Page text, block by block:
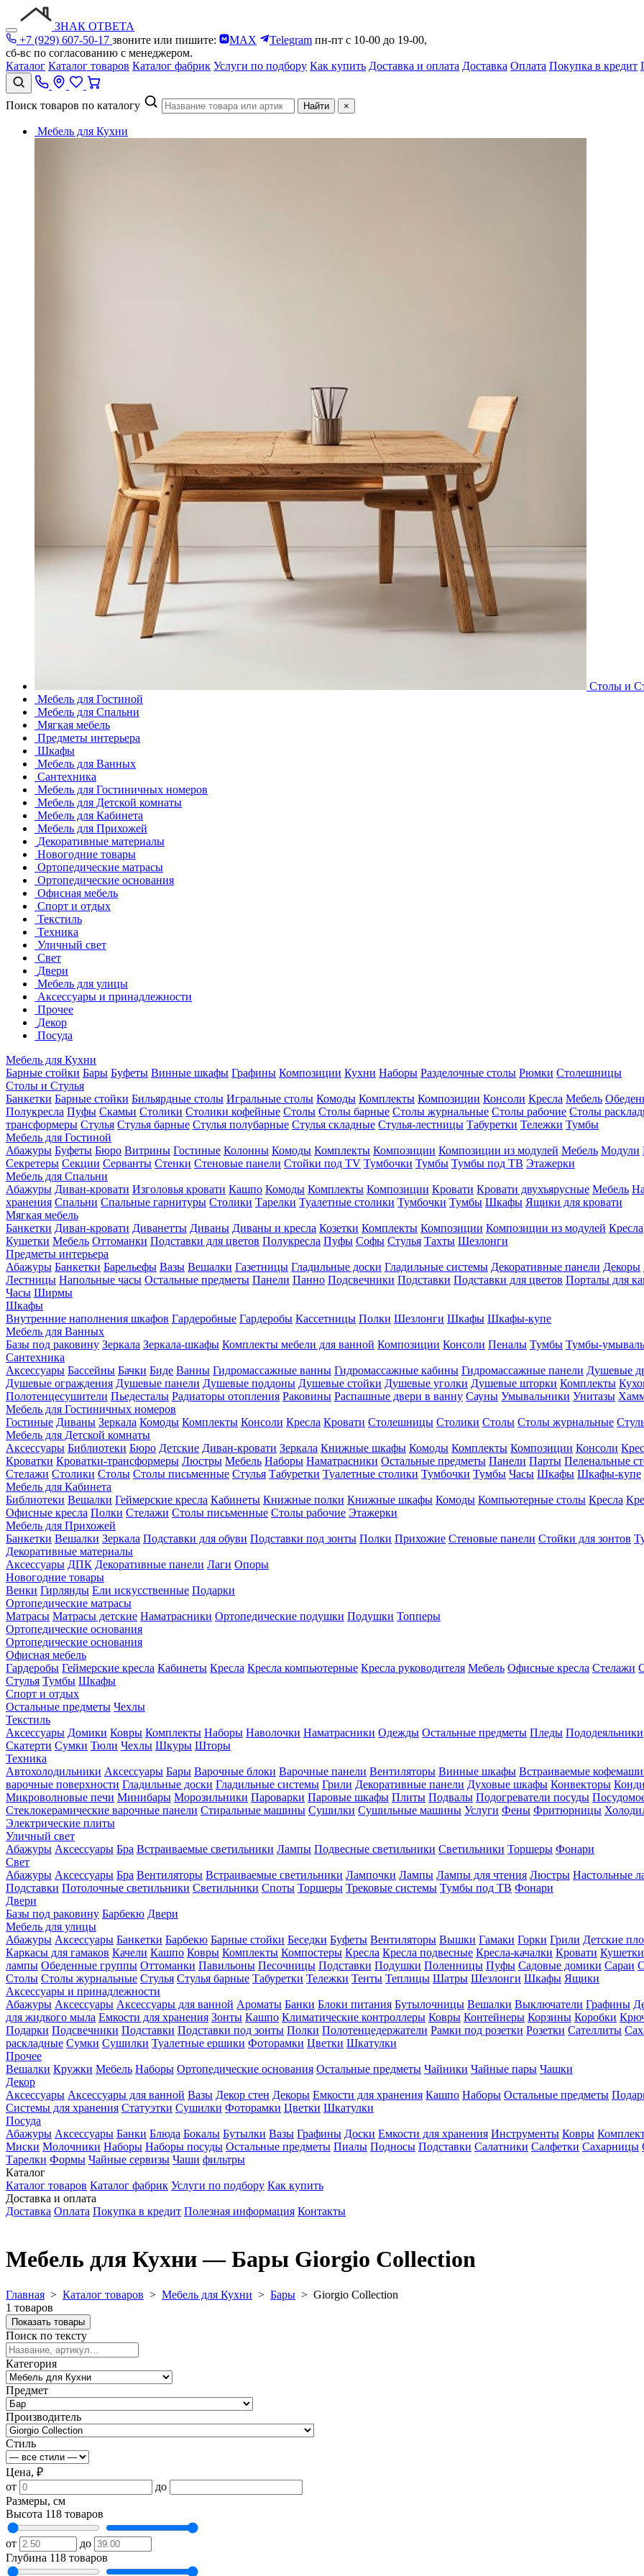
ЗНАК ОТВЕТА
+7 (929) 607-50-17 звоните или пишите: MAX Telegram пн-пт с 10-00 до 19-00,
сб-вс по согласованию с менеджером.
Каталог Каталог товаров Каталог фабрик Услуги по подбору Как купить Доставка и оплата Доставка Оплата Покупка в кредит
Поиск товаров по каталогу Найти ×
Мебель для Кухни
Столы и
Мебель для Гостиной
Мебель для Спальни
Мягкая мебель
Предметы интерьера
Шкафы
Мебель для Ванных
Сантехника
Мебель для Гостиничных номеров
Мебель для Детской комнаты
Мебель для Кабинета
Мебель для Прихожей
Декоративные материалы
Новогодние товары
Ортопедические матрасы
Ортопедические основания
Офисная мебель
Спорт и отдых
Текстиль
Техника
Уличный свет
Свет
Двери
Мебель для улицы
Аксессуары и принадлежности
Прочее
Декор
Посуда
Мебель для Кухни
Барные стойки Бары Буфеты Винные шкафы Графины Композиции Кухни Наборы Разделочные столы Рюмки Столешницы
Столы и Стулья
Банкетки Барные стойки Бильярдные столы Игральные столы Комоды Комплекты Композиции Консоли Кресла Мебель
Полукресла Пуфы Скамьи Столики Столики кофейные Столы Столы барные Столы журнальные Столы рабочие Столы
трансформеры Стулья Стулья барные Стулья полубарные Стулья складные Стулья-лестницы Табуретки Тележки Тумбы
Мебель для Гостиной
Абажуры Буфеты Бюро Витрины Гостиные Колонны Комоды Комплекты Композиции Композиции из модулей Мебель Модули
Секретеры Секции Серванты Стенки Стеновые панели Стойки под TV Тумбочки Тумбы Тумбы под ТВ Этажерки
Мебель для Спальни
Абажуры Диван-кровати Изголовья кровати Кашпо Комоды Комплекты Композиции Кровати Кровати двухъярусные Мебель
хранения Спальни Спальные гарнитуры Столики Тарелки Туалетные столики Тумбочки Тумбы Шкафы Ящики для кровати
Мягкая мебель
Банкетки Диван-кровати Диванетты Диваны Диваны и кресла Козетки Комплекты Композиции Композиции из модулей Кресла
Кушетки Мебель Оттоманки Подставки для цветов Полукресла Пуфы Софы Стулья Тахты Шезлонги
Предметы интерьера
Абажуры Банкетки Барельефы Вазы Вешалки Газетницы Гладильные доски Гладильные системы Декоративные панели Декоры
Лестницы Напольные часы Остальные предметы Панели Панно Подсвечники Подставки Подставки для цветов Порталы для
Часы Ширмы
Шкафы
Внутренние наполнения шкафов Гардеробные Гардеробы Кассетницы Полки Шезлонги Шкафы Шкафы-купе
Мебель для Ванных
Базы под раковину Зеркала Зеркала-шкафы Комплекты мебели для ванной Композиции Консоли Пеналы Тумбы Тумбы-
Сантехника
Аксессуары Бассейны Бачки Биде Ванны Гидромассажные ванны Гидромассажные кабины Гидромассажные панели Душевые
Душевые ограждения Душевые панели Душевые поддоны Душевые стойки Душевые уголки Душевые шторки Комплекты
Полотенцесушители Пьедесталы Радиаторы отопления Раковины Распашные двери в ванну Сауны Умывальники Унитазы
Мебель для Гостиничных номеров
Гостиные Диваны Зеркала Комоды Комплекты Консоли Кресла Кровати Столешницы Столики Столы Столы журнальные
Мебель для Детской комнаты
Аксессуары Библиотеки Бюро Детские Диван-кровати Зеркала Книжные шкафы Комоды Комплекты Композиции Консоли
Кроватки Кроватки-трансформеры Люстры Мебель Наборы Наматрасники Остальные предметы Панели Парты Пеленальные
Стелажи Столики Столы Столы письменные Стулья Табуретки Туалетные столики Тумбочки Тумбы Часы Шкафы Шкафы-купе
Мебель для Кабинета
Библиотеки Вешалки Геймерские кресла Кабинеты Книжные полки Книжные шкафы Комоды Компьютерные столы Кресла
Офисные кресла Полки Стелажи Столы письменные Столы рабочие Этажерки
Мебель для Прихожей
Банкетки Вешалки Зеркала Подставки для обуви Подставки под зонты Полки Прихожие Стеновые панели Стойки для зонтов
Декоративные материалы
Аксессуары ДПК Декоративные панели Лаги Опоры
Новогодние товары
Венки Гирлянды Ели искусственные Подарки
Ортопедические матрасы
Матрасы Матрасы детские Наматрасники Ортопедические подушки Подушки Топперы
Ортопедические основания
Ортопедические основания
Офисная мебель
Гардеробы Геймерские кресла Кабинеты Кресла Кресла компьютерные Кресла руководителя Мебель Офисные кресла Стелажи
Стулья Тумбы Шкафы
Спорт и отдых
Остальные предметы Чехлы
Текстиль
Аксессуары Домики Ковры Комплекты Наборы Наволочки Наматрасники Одежды Остальные предметы Пледы Пододеяльники
Скатерти Сумки Тюли Чехлы Шкуры Шторы
Техника
Автохолодильники Аксессуары Бары Варочные блоки Варочные панели Вентиляторы Винные шкафы Встраиваемые
варочные поверхности Гладильные доски Гладильные системы Грили Декоративные панели Духовые шкафы Конвекторы
Микроволновые печи Минибары Морозильники Пароварки Паровые шкафы Плиты Подвалы Подогреватели посуды
Стеклокерамические варочные панели Стиральные машины Сушилки Сушильные машины Услуги Фены Фритюрницы
Электрические плиты
Уличный свет
Абажуры Аксессуары Бра Встраиваемые светильники Лампы Подвесные светильники Светильники Торшеры Фонари
Свет
Абажуры Аксессуары Бра Вентиляторы Встраиваемые светильники Лампочки Лампы Лампы для чтения Люстры Настольные
Подставки Потолочные светильники Светильники Споты Торшеры Трековые системы Тумбы под ТВ Фонари
Двери
Базы под раковину Барбекю Двери
Мебель для улицы
Абажуры Аксессуары Банкетки Барбекю Барные стойки Беседки Буфеты Вентиляторы Вышки Гамаки Горки Грили Детские
Каркасы для гамаков Качели Кашпо Ковры Комплекты Компостеры Кресла Кресла подвесные Кресла-качалки Кровати Кушетки
лампы Обеденные группы Оттоманки Павильоны Песочницы Подставки Подушки Поленницы Пуфы Садовые домики Сараи
Столы Столы журнальные Стулья Стулья барные Табуретки Тележки Тенты Теплицы Шатры Шезлонги Шкафы Ящики
Аксессуары и принадлежности
Абажуры Аксессуары Аксессуары для ванной Ароматы Банки Блоки питания Бутылочницы Вешалки Выключатели Графины
для жидкого мыла Емкости для хранения Зонты Кашпо Климатические контроллеры Ковры Контейнеры Корзины Коробки
Подарки Подсвечники Подставки Подставки под зонты Полки Полотенцедержатели Рамки под розетки Розетки Сателлиты
раскладные Сумки Сушилки Туалетные ершики Фоторамки Цветки Шкатулки
Прочее
Вешалки Кружки Мебель Наборы Ортопедические основания Остальные предметы Чайники Чайные пары Чашки
Декор
Аксессуары Аксессуары для ванной Вазы Декор стен Декоры Емкости для хранения Кашпо Наборы Остальные предметы
Системы для хранения Статуэтки Сушилки Фоторамки Цветки Шкатулки
Посуда
Абажуры Аксессуары Банки Блюда Бокалы Бутылки Вазы Графины Доски Емкости для хранения Инструменты Ковры
Миски Молочники Наборы Наборы посуды Остальные предметы Пиалы Подносы Подставки Салатники Салфетки Сахарницы
Тарелки Формы Чайные сервизы Чаши фильтры
Каталог
Каталог товаров Каталог фабрик Услуги по подбору Как купить
Доставка и оплата
Доставка Оплата Покупка в кредит Полезная информация Контакты
Мебель для Кухни — Бары Giorgio Collection
Главная > Каталог товаров > Мебель для Кухни > Бары > Giorgio Collection
1 товаров
Показать товары
Поиск по тексту
Категория
Предмет
Производитель
Стиль
Цена, ₽
от
до
Размеры, см
Высота 118 товаров
от
до
Глубина 118 товаров